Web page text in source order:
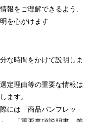
報をご理解できるよう、
を心がけます
な時間をかけて説明しま
定理由等の重要な情報は
ます。
には「商品パンフレッ